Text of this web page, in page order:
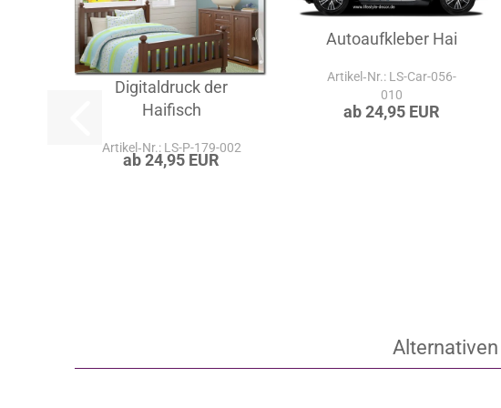
Digitaldruck der
Haifisch
Artikel‑Nr.: LS-P-179-002
ab 24,95 EUR
Autoaufkleber Hai
Artikel‑Nr.: LS-Car-056-
010
ab 24,95 EUR